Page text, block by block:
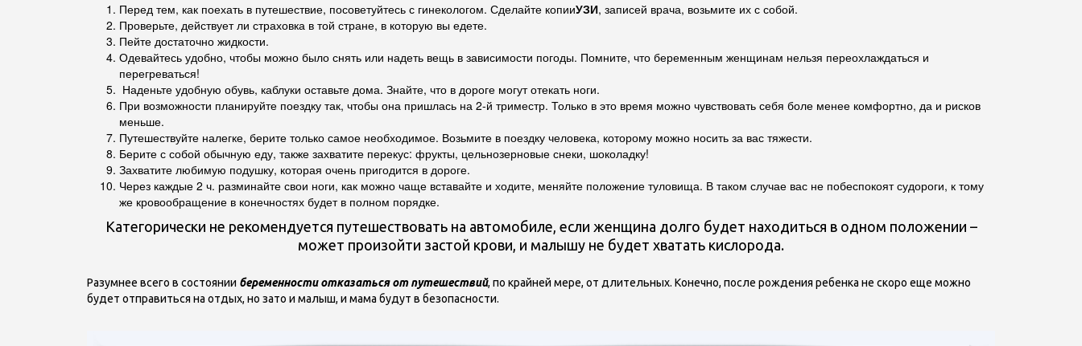
Перед тем, как поехать в путешествие, посоветуйтесь с гинекологом. Сделайте копииУЗИ, записей врача, возьмите их с собой.
Проверьте, действует ли страховка в той стране, в которую вы едете.
Пейте достаточно жидкости.
Одевайтесь удобно, чтобы можно было снять или надеть вещь в зависимости погоды. Помните, что беременным женщинам нельзя переохлаждаться и
перегреваться!
Наденьте удобную обувь, каблуки оставьте дома. Знайте, что в дороге могут отекать ноги.
При возможности планируйте поездку так, чтобы она пришлась на 2-й триместр. Только в это время можно чувствовать себя боле менее комфортно, да и рисков
меньше.
Путешествуйте налегке, берите только самое необходимое. Возьмите в поездку человека, которому можно носить за вас тяжести.
Берите с собой обычную еду, также захватите перекус: фрукты, цельнозерновые снеки, шоколадку!
Захватите любимую подушку, которая очень пригодится в дороге.
Через каждые 2 ч. разминайте свои ноги, как можно чаще вставайте и ходите, меняйте положение туловища. В таком случае вас не побеспокоят судороги, к тому
же кровообращение в конечностях будет в полном порядке.
Категорически не рекомендуется путешествовать на автомобиле, если женщина долго будет находиться в одном положении –
может произойти застой крови, и малышу не будет хватать кислорода.
Разумнее всего в состоянии беременности отказаться от путешествий, по крайней мере, от длительных. Конечно, после рождения ребенка не скоро еще можно
будет отправиться на отдых, но зато и малыш, и мама будут в безопасности.